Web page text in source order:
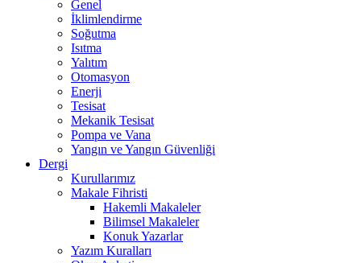
Genel
İklimlendirme
Soğutma
Isıtma
Yalıtım
Otomasyon
Enerji
Tesisat
Mekanik Tesisat
Pompa ve Vana
Yangın ve Yangın Güvenliği
Dergi
Kurullarımız
Makale Fihristi
Hakemli Makaleler
Bilimsel Makaleler
Konuk Yazarlar
Yazım Kuralları